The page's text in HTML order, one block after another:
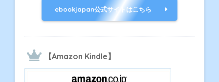
ebookjapan公式サイトはこちら
【Amazon Kindle】